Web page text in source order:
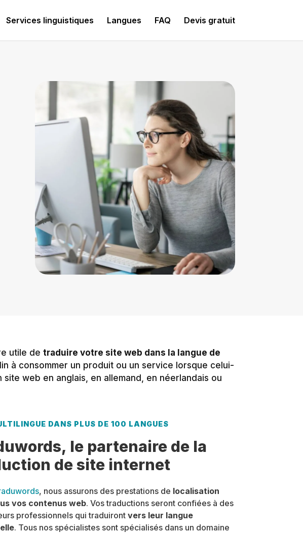
Services linguistiques Langues FAQ Devis gratuit
utile detraduire votre site web dans la langue de
à consommer un produit ou un service lorsque celui-
web en anglais, en allemand, en néerlandais ou
DANS PLUS DE 100 LANGUES
le partenaire de la
de site internet
, nous assurons des prestations de localisation
vos contenus web. Vos traductions seront confiées à des
professionnels qui traduirontvers leur langue
. Tous nos spécialistes sont spécialisés dans un domaine